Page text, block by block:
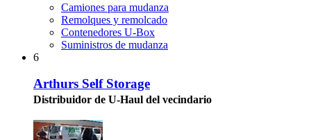
Camiones para mudanza
Remolques y remolcado
Contenedores U-Box
Suministros de mudanza
6
Arthurs Self Storage
Distribuidor de U-Haul del vecindario